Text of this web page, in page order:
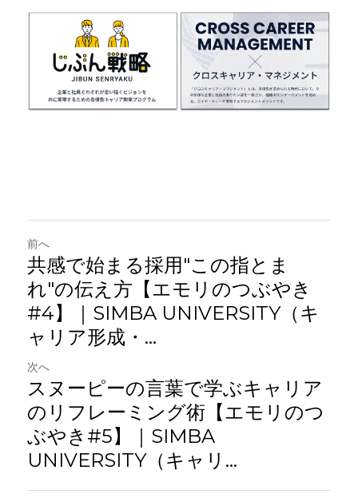
前へ
共感で始まる採用"この指とま
れ"の伝え方【エモリのつぶやき
#4】｜SIMBA UNIVERSITY（キ
ャリア形成・...
次へ
スヌーピーの言葉で学ぶキャリア
のリフレーミング術【エモリのつ
ぶやき#5】｜SIMBA
UNIVERSITY（キャリ...